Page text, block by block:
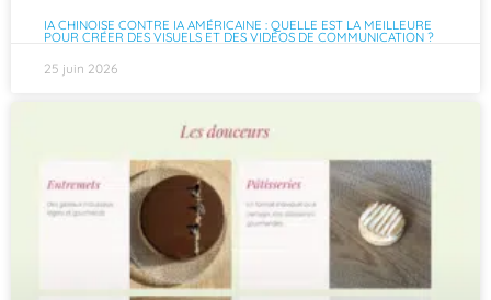
IA CHINOISE CONTRE IA AMÉRICAINE : QUELLE EST LA MEILLEURE
POUR CRÉER DES VISUELS ET DES VIDÉOS DE COMMUNICATION ?
25 juin 2026